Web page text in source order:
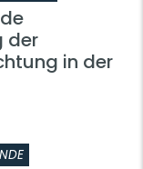
der
in der